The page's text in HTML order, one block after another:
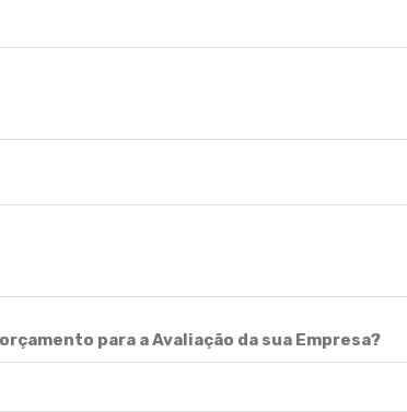
para a Avaliação da sua Empresa?